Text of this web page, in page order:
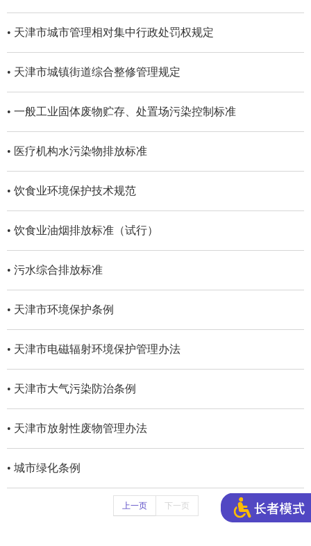
• 天津市城市管理相对集中行政处罚权规定
• 天津市城镇街道综合整修管理规定
• 一般工业固体废物贮存、处置场污染控制标准
• 医疗机构水污染物排放标准
• 饮食业环境保护技术规范
• 饮食业油烟排放标准（试行）
• 污水综合排放标准
• 天津市环境保护条例
• 天津市电磁辐射环境保护管理办法
• 天津市大气污染防治条例
• 天津市放射性废物管理办法
• 城市绿化条例
上一页 下一页